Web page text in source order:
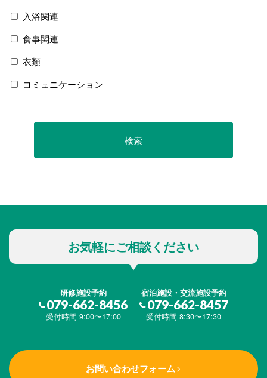
入浴関連
食事関連
衣類
コミュニケーション
お気軽にご相談ください
研修施設予約
079-662-8456
受付時間 9:00〜17:00
宿泊施設・交流施設予約
079-662-8457
受付時間 8:30〜17:30
お問い合わせフォーム